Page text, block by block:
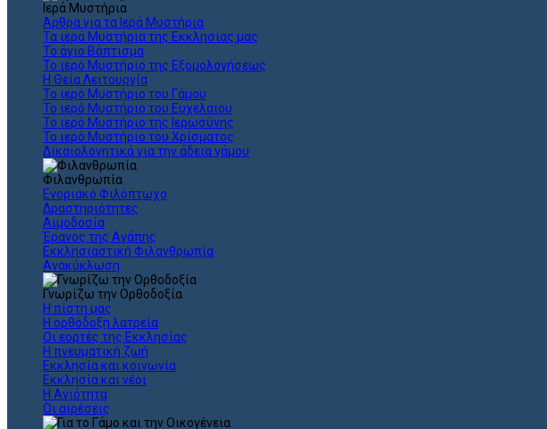
Ιερά Μυστήρια
Άρθρα για τα Ιερά Μυστήρια
Τα ιερά Μυστήρια της Εκκλησίας μας
Το άγιο Βάπτισμα
Το ιερό Μυστήριο της Εξομολογήσεως
Η Θεία Λειτουργία
Το ιερό Μυστήριο του Γάμου
Το ιερό Μυστήριο του Ευχελαίου
Το ιερό Μυστήριο της Ιερωσύνης
Το ιερό Μυστήριο του Χρίσματος
Δικαιολογητικά για την άδεια γάμου
Φιλανθρωπία
Ενοριακό Φιλόπτωχο
Δραστηριότητες
Αιμοδοσία
Έρανος της Αγάπης
Εκκλησιαστική Φιλανθρωπία
Ανακύκλωση
Γνωρίζω την Ορθοδοξία
Η πίστη μας
Η ορθόδοξη λατρεία
Οι εορτές της Εκκλησίας
Η πνευματική ζωή
Εκκλησία και κοινωνία
Εκκλησία και νέοι
Η Αγιότητα
Οι αιρέσεις